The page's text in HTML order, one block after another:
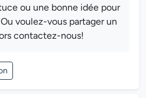
ou une bonne idée pour
voulez-vous partager un
contactez-nous!